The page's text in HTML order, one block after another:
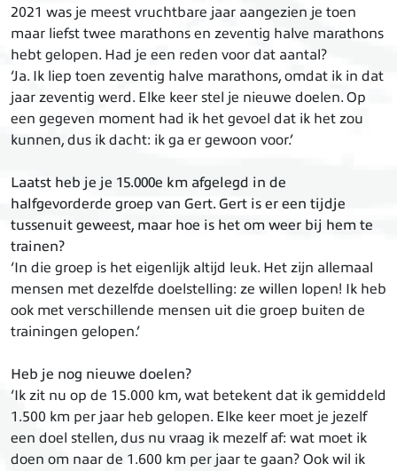
2021 was je meest vruchtbare jaar aangezien je toen
maar liefst twee marathons en zeventig halve marathons
hebt gelopen. Had je een reden voor dat aantal?
‘Ja. Ik liep toen zeventig halve marathons, omdat ik in dat
jaar zeventig werd. Elke keer stel je nieuwe doelen. Op
een gegeven moment had ik het gevoel dat ik het zou
kunnen, dus ik dacht: ik ga er gewoon voor.’
Laatst heb je je 15.000e km afgelegd in de
halfgevorderde groep van Gert. Gert is er een tijdje
tussenuit geweest, maar hoe is het om weer bij hem te
trainen?
‘In die groep is het eigenlijk altijd leuk. Het zijn allemaal
mensen met dezelfde doelstelling: ze willen lopen! Ik heb
ook met verschillende mensen uit die groep buiten de
trainingen gelopen.’
Heb je nog nieuwe doelen?
‘Ik zit nu op de 15.000 km, wat betekent dat ik gemiddeld
1.500 km per jaar heb gelopen. Elke keer moet je jezelf
een doel stellen, dus nu vraag ik mezelf af: wat moet ik
doen om naar de 1.600 km per jaar te gaan? Ook wil ik